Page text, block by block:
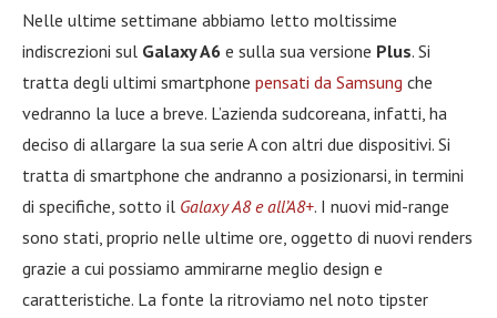
Nelle ultime settimane abbiamo letto moltissime
indiscrezioni sul Galaxy A6 e sulla sua versione Plus. Si
tratta degli ultimi smartphone pensati da Samsung che
vedranno la luce a breve. L’azienda sudcoreana, infatti, ha
deciso di allargare la sua serie A con altri due dispositivi. Si
tratta di smartphone che andranno a posizionarsi, in termini
di specifiche, sotto il Galaxy A8 e all’A8+. I nuovi mid-range
sono stati, proprio nelle ultime ore, oggetto di nuovi renders
grazie a cui possiamo ammirarne meglio design e
caratteristiche. La fonte la ritroviamo nel noto tipster